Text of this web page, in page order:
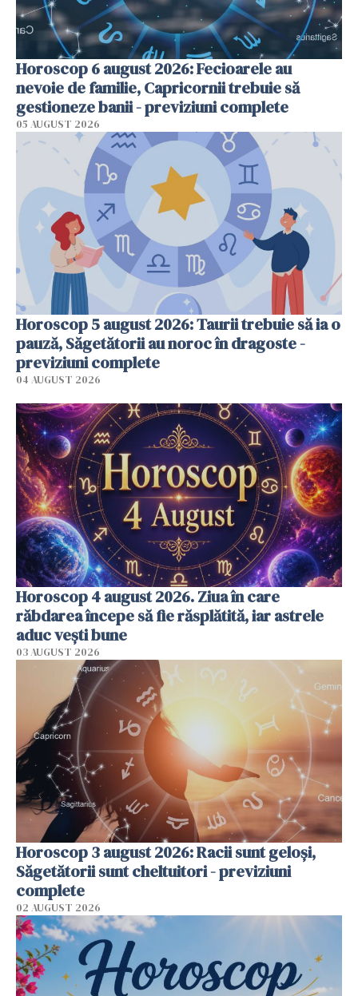
Horoscop 6 august 2026: Fecioarele au
nevoie de familie, Capricornii trebuie să
gestioneze banii - previziuni complete
05 AUGUST 2026
Horoscop 5 august 2026: Taurii trebuie să ia o
pauză, Săgetătorii au noroc în dragoste -
previziuni complete
04 AUGUST 2026
Horoscop 4 august 2026. Ziua în care
răbdarea începe să fie răsplătită, iar astrele
aduc vești bune
03 AUGUST 2026
Horoscop 3 august 2026: Racii sunt geloși,
Săgetătorii sunt cheltuitori - previziuni
complete
02 AUGUST 2026